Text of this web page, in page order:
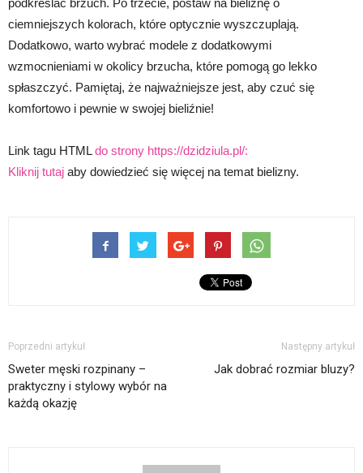
podkreślać brzuch. Po trzecie, postaw na bieliznę o
ciemniejszych kolorach, które optycznie wyszczuplają.
Dodatkowo, warto wybrać modele z dodatkowymi
wzmocnieniami w okolicy brzucha, które pomogą go lekko
spłaszczyć. Pamiętaj, że najważniejsze jest, aby czuć się
komfortowo i pewnie w swojej bieliźnie!
Link tagu HTMLdo strony https://dzidziula.pl/:
Kliknij tutaj aby dowiedzieć się więcej na temat bielizny.
Poprzedni artykuł
Sweter męski rozpinany –
praktyczny i stylowy wybór na
każdą okazję
Następny artykuł
Jak dobrać rozmiar bluzy?